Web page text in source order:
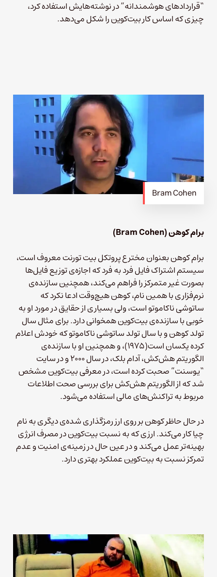
“قراردادهای هوشمندانه” در نوشته‌هایش استفاده کرد،
چیزی که اساس کار بیت‌کوین را شکل می‌دهد.
Bram Cohen
برام کوهن (Bram Cohen)
برام کوهن بعنوان مخترع پروتکل بیت تورنت معروف است،
سیستم اشتراک فایل فرد به فرد که اجازه‌ی توزیع فایل‌ها
بصورت غیر متمرکز را فراهم می‌کند، همچنین سازنده‌ی
نرم‌فزاری با همین نام، کوهن هیچ‌وقت ادعا نکرد که
ساتوشی ناکاموتو است، ولی بسیاری از حقایق در مورد او به
خوبی با سازنده‌ی بیت‌کوین همخوانی دارد. برای مثال سال
تولد کوهن و با سال تولد ساتوشی ناکاموتو که خودش اعلام
کرده یکسان است(۱۹۷۵)، و همچنین او با سازنده‌ی
الگوریتم هش‌کش، آدام بلک، در سال ۲۰۰۰ و در سایت
“یوسنت” صحبت کرده است، در معرفی بیت‌کوین مشخص
شد که از الگوریتم هش‌کش برای بررسی صحت اطلاعات
مربوط به تراکنش‌های مالی استفاده می‌شود.
در حال حاظر کوهن بر‌ روی ارز رمزگذاری شده‌ی دیگری به نام
چیا کار می‌کند. ارزی که به نسبت بیت‌کوین در مصرف انرژی
بهینه‌تر عمل می‌کند و در عین حال در زمینه‌ی امنیت و عدم
تمرکز نسبت به بیت‌کوین عملکرد بهتری دارد.